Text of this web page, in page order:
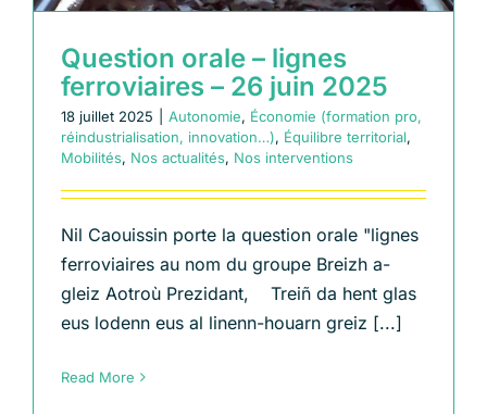
Question orale – lignes
ferroviaires – 26 juin 2025
18 juillet 2025 Autonomie, Économie (formation pro,
réindustrialisation, innovation…), Équilibre territorial,
Mobilités, Nos actualités, Nos interventions
Nil Caouissin porte la question orale "lignes
ferroviaires au nom du groupe Breizh a-
gleiz Aotroù Prezidant, Treiñ da hent glas
eus lodenn eus al linenn-houarn greiz [...]
Read More